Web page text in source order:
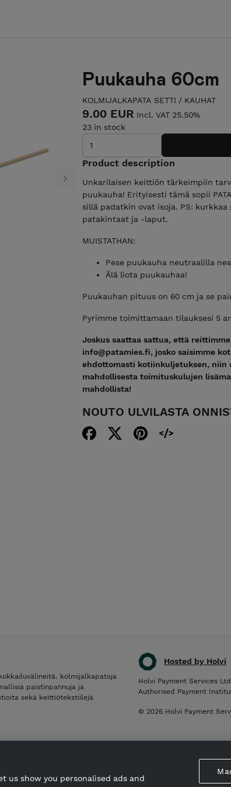
Next
Puukauha 60cm
KOLMIJALKAPATA SETTI / KAUHAT
9.00 EUR Incl. VAT 25.50%
23 in stock
Product description
Unkarilaisen keittiön tärkeimpiin
puukauha! Erityisesti tämä sopii
sillä padatkin ovat isoja. PS: kurkkaa
patakintaat ja -laput.
MUISTATHAN:
Pese puukauha neutraalilla
Älä liota puukauhaa!
Puukauhan pituus on 60 cm ja se
Pyrimme toimittamaan tilauksesi 5
Joskus saattaa sattua, että
info@patamies.fi, josko saisimme
ehdottomasti kotiinkuljetuksen, niin
mahdollisesta toimituskulujen
mahdollista!
NOUTO ULVILASTA
Hosted by Holvi
Holvi Payment Services
Authorised Payment
© 2026 Holvi Payment
kolmijalkapatoja
paistinpannuja ja
sekä keittiötekstiilejä
us show you personalised ads and